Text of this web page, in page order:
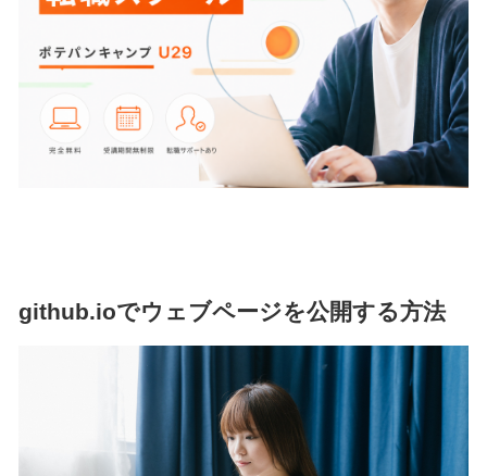
github.ioでウェブページを公開する方法